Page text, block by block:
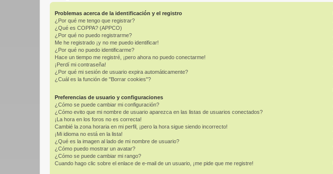
Problemas acerca de la identificación y el registro
¿Por qué me tengo que registrar?
¿Qué es COPPA? (APPCO)
¿Por qué no puedo registrarme?
Me he registrado ¡y no me puedo identificar!
¿Por qué no puedo identificarme?
Hace un tiempo me registré, ¡pero ahora no puedo conectarme!
¡Perdí mi contraseña!
¿Por qué mi sesión de usuario expira automáticamente?
¿Cuál es la función de "Borrar cookies"?
Preferencias de usuario y configuraciones
¿Cómo se puede cambiar mi configuración?
¿Cómo evito que mi nombre de usuario aparezca en las listas de usuarios conectados?
¡La hora en los foros no es correcta!
Cambié la zona horaria en mi perfil, ¡pero la hora sigue siendo incorrecto!
¡Mi idioma no está en la lista!
¿Qué es la imagen al lado de mi nombre de usuario?
¿Cómo puedo mostrar un avatar?
¿Cómo se puede cambiar mi rango?
Cuando hago clic sobre el enlace de e-mail de un usuario, ¡me pide que me registre!